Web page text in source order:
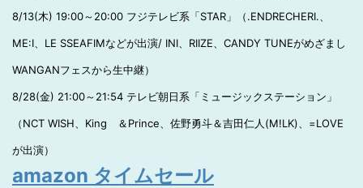
8/13(木) 19:00～20:00 フジテレビ系「STAR」（.ENDRECHERI.、
ME:I、LE SSEAFIMなどが出演/ INI、RIIZE、CANDY TUNEがめざまし
WANGANフェスから生中継）
8/28(金) 21:00～21:54 テレビ朝日系「ミュージックステーション」
（NCT WISH、King ＆Prince、佐野勇斗＆吉田仁人(M!LK)、=LOVE
が出演）
amazon タイムセール